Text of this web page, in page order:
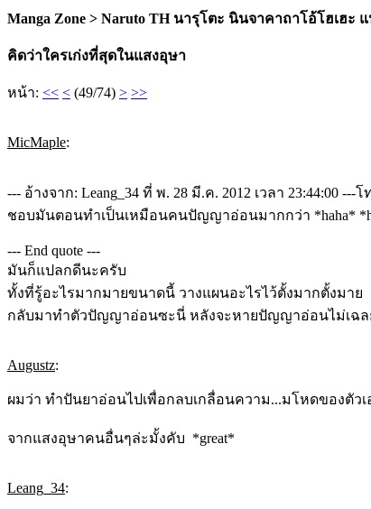
Manga Zone > Naruto TH นารุโตะ นินจาคาถาโอ้โฮเฮะ
คิดว่าใครเก่งที่สุดในแสงอุษา
หน้า: << < (49/74) > >>
MicMaple:
--- อ้างจาก: Leang_34 ที่ พ. 28 มี.ค. 2012 เวลา 23:44:00
ชอบมันตอนทำเป็นเหมือนคนปัญญาอ่อนมากกว่า *haha*
--- End quote ---
มันก็แปลกดีนะครับ
ทั้งที่รู้อะไรมากมายขนาดนี้ วางแผนอะไรไว้ตั้งมากตั้งมาย
กลับมาทำตัวปัญญาอ่อนซะนี่ หลังจะหายปัญญาอ่อนไม่เฉลย
Augustz:
ผมว่า ทำปันยาอ่อนไปเพื่อกลบเกลื่อนความ...มโหดของตัวเ
จากแสงอุษาคนอื่นๆล่ะมั้งคับ *great*
Leang_34: